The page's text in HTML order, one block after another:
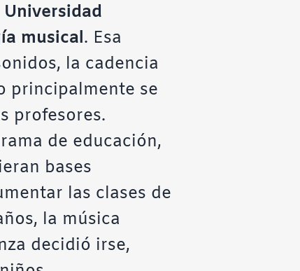
Universidad
musical. Esa
la cadencia
principalmente se
profesores.
de educación,
bases
las clases de
la música
decidió irse,